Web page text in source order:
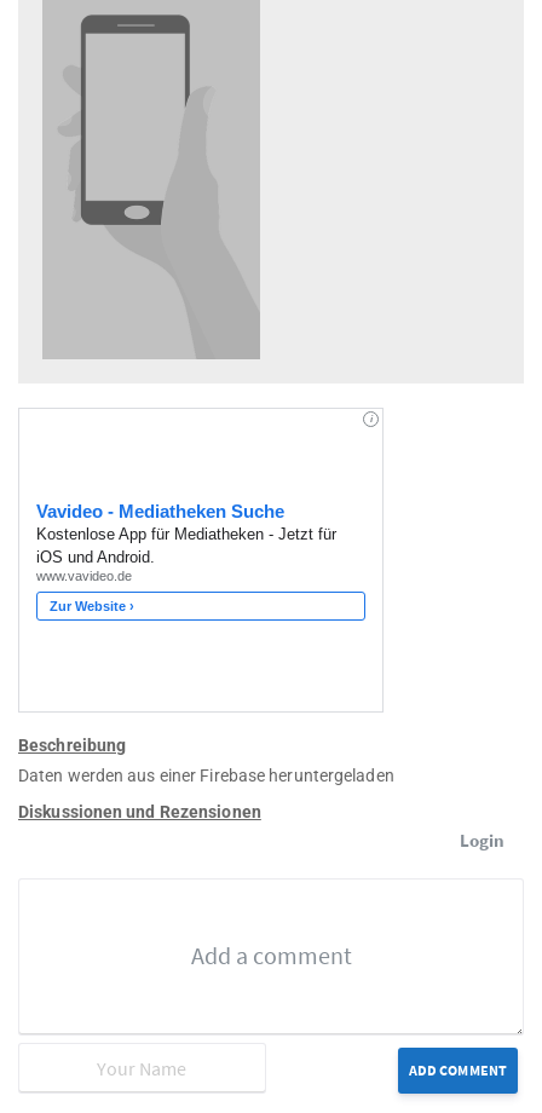
Beschreibung
Daten werden aus einer Firebase heruntergeladen
Diskussionen und Rezensionen
Login
ADD COMMENT